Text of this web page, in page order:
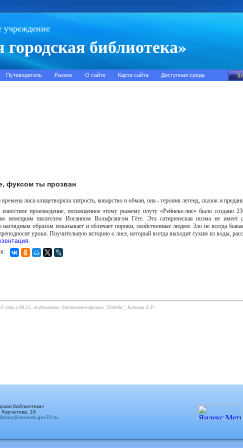
библиотека»
Путеводитель Разное О сайте Карта сайта Доступная среда
фуксом ты прозван
лиса олицетворяла хитрость, коварство и обман, она - героиня легенд, сказок и
произведение, посвященное этому рыжему плуту «Рейнеке-лис» было создано
немецким писателем Иоганном Вольфгангом Гёте. Эта сатирическая поэма не имеет
наглядным образом показывает и обличает пороки, свойственные людям. Зло не всегда
уроки. Поучительную историю о лисе, который всегда выходит сухим из воды,
.
года в 08:15, опубликовал: библиотека-филиал "Победа", Буянова Е.Р.
библиотека»
16